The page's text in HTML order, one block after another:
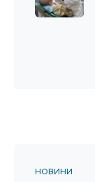
НОВИНИ